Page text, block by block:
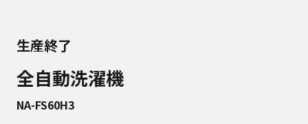
生産終了
全自動洗濯機
NA-FS60H3